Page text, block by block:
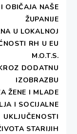
OBIČAJA NAŠE
ŽUPANIJE
U LOKALNOJ
RH U EU
M.O.T.S.
DODATNU
IZOBRAZBU
ŽENE I MLADE
I SOCIJALNE
UKLJUČENOSTI
STARIJIH
– neretvanskoj
Zagrebu.
– Zagreb, Grad
prostorno
i Zavod
na projektu su
i Eurogi –
(European
Information).